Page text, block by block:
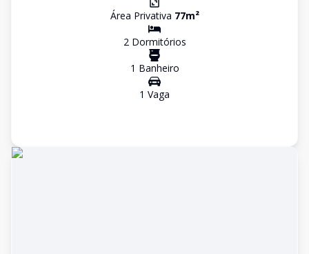
Área Privativa 77m²
2Dormitórios
1 Banheiro
1 Vaga